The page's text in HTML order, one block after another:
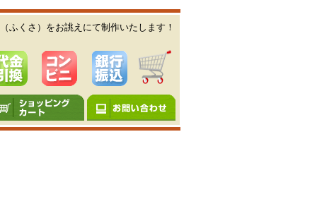
ふくさ）をお誂えにて制作いたします！